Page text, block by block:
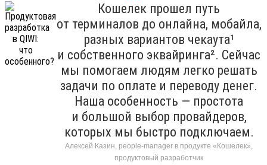
Кошелек прошел путь
от терминалов до онлайна, мобайла,
разных вариантов чекаута¹
и собственного эквайринга². Сейчас
мы помогаем людям легко решать
задачи по оплате и переводу денег.
Наша особенность — простота
и большой выбор провайдеров,
которых мы быстро подключаем.
Алексей Казин, people-manager в продукте «Кошелек»,
продуктовый разработчик